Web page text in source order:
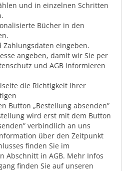
und in einzelnen Schritten
Bücher in den
Zahlungsdaten eingeben.
angeben, damit wir Sie per
und AGB informieren
die Richtigkeit Ihrer
Button „Bestellung absenden”
wird erst mit dem Button
verbindlich an uns
über den Zeitpunkt
finden Sie im
Abschnitt in AGB. Mehr Infos
finden Sie auf unseren